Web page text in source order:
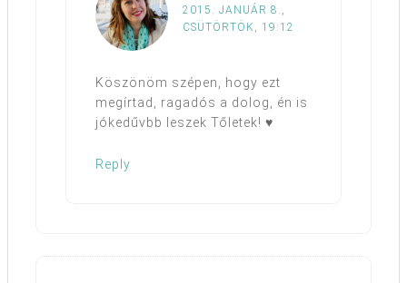
2015. JANUÁR 8.,
CSÜTÖRTÖK, 19:12
Köszönöm szépen, hogy ezt
megírtad, ragadós a dolog, én is
jókedűvbb leszek Tőletek! ♥
Reply